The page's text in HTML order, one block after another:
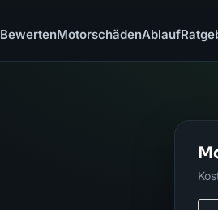
BewertenMotorschädenAblauf